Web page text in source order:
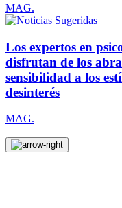
MAG.
Los expertos en
disfrutan de los
sensibilidad a los
desinterés
MAG.